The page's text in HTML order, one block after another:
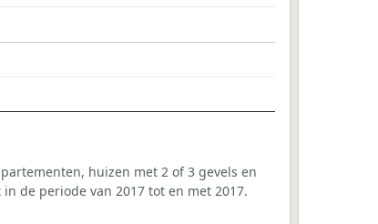
huizen met 2 of 3 gevels en
de periode van 2017 tot en met 2017.